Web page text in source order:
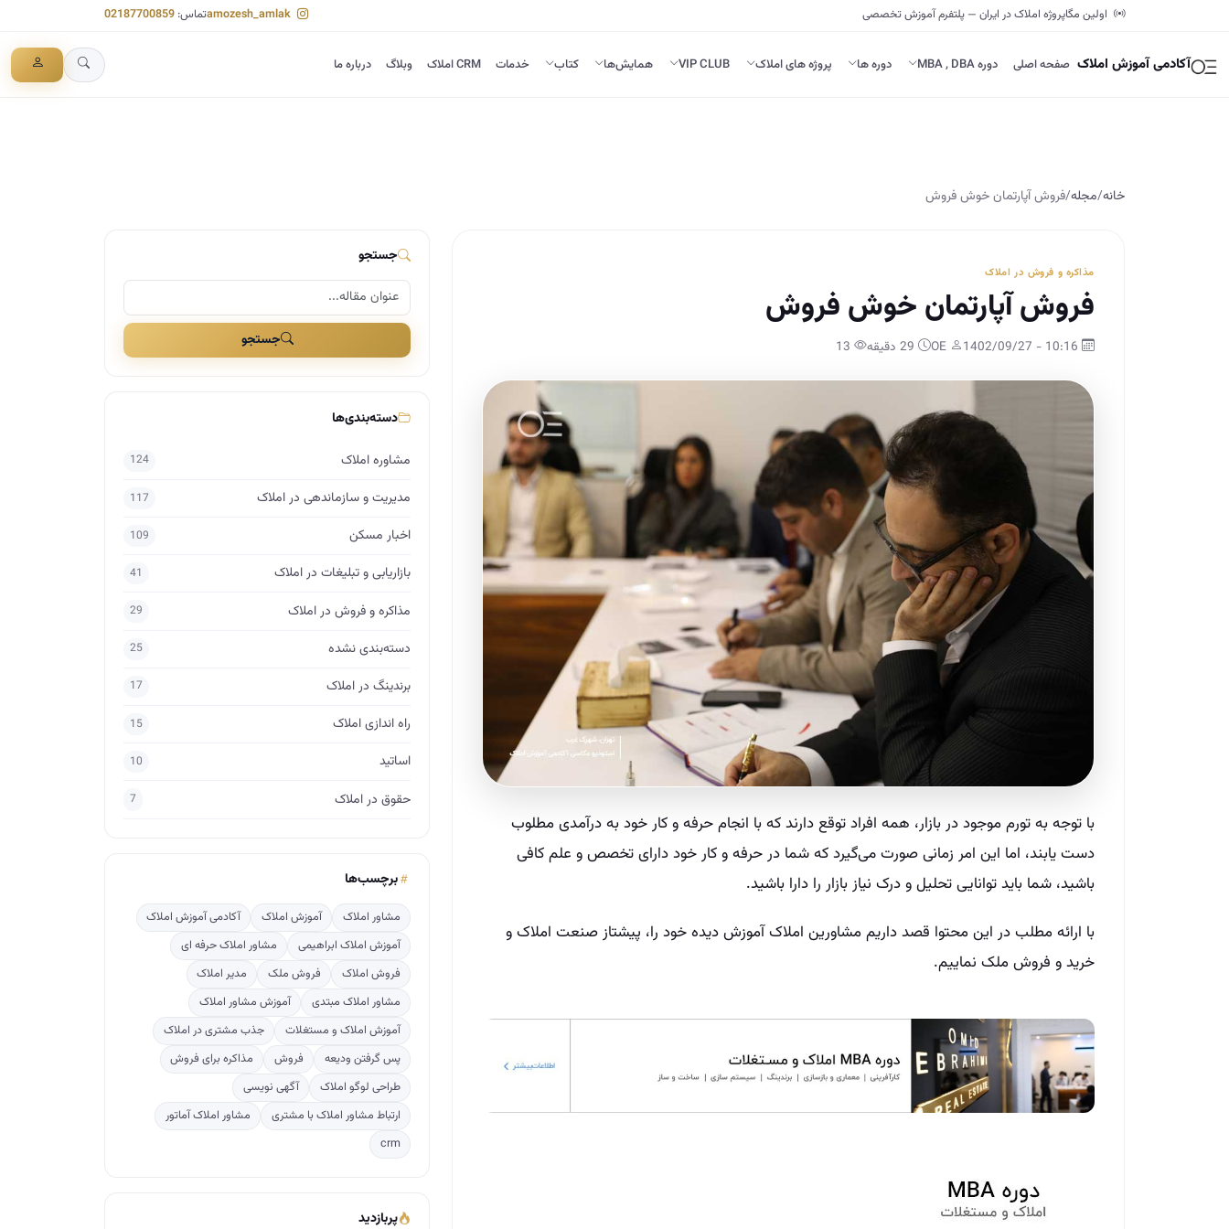
اولین مگاپروژه املاک در ایران — پلتفرم آموزش تخصصی تماس: 02187700859
آکادمی آموزش املاک صفحه اصلی دوره MBA , DBA دوره ها پروژه های املاک VIP CLUB همایش‌ها کتاب خدمات CRM املاک وبلاگ درباره ما
خانه/مجله/فروش آپارتمان خوش فروش
مذاکره و فروش در املاک
فروش آپارتمان خوش فروش
با توجه به تورم موجود در بازار، همه افراد توقع دارند که با انجام حرفه و کار خود به درآمدی مطلوب
دست یابند، اما این امر زمانی صورت می‌گیرد که شما در حرفه و کار خود دارای تخصص و علم کافی
باشید، شما باید توانایی تحلیل و درک نیاز بازار را دارا باشید.
با ارائه مطلب در این محتوا قصد داریم مشاورین املاک آموزش دیده خود را، پیشتاز صنعت املاک و
خرید و فروش ملک نماییم.
جستجو
جستجو
دسته‌بندی‌ها
مشاوره املاک 124
مدیریت و سازماندهی در املاک 117
اخبار مسکن 109
بازاریابی و تبلیغات در املاک 41
مذاکره و فروش در املاک 29
دسته‌بندی نشده 25
برندینگ در املاک 17
راه اندازی املاک 15
اساتید 10
حقوق در املاک 7
برچسب‌ها
مشاور املاک آموزش املاک
آکادمی آموزش املاک
آموزش املاک ابراهیمی
مشاور املاک حرفه ای
فروش املاک
فروش ملک
مدیر املاک
مشاور املاک مبتدی
آموزش مشاور املاک
آموزش املاک و مستغلات
جذب مشتری در املاک
پس گرفتن ودیعه
فروش
مذاکره برای فروش
طراحی لوگو املاک
آگهی نویسی
ارتباط مشاور املاک با مشتری
مشاور املاک آماتور
crm
پربازدید